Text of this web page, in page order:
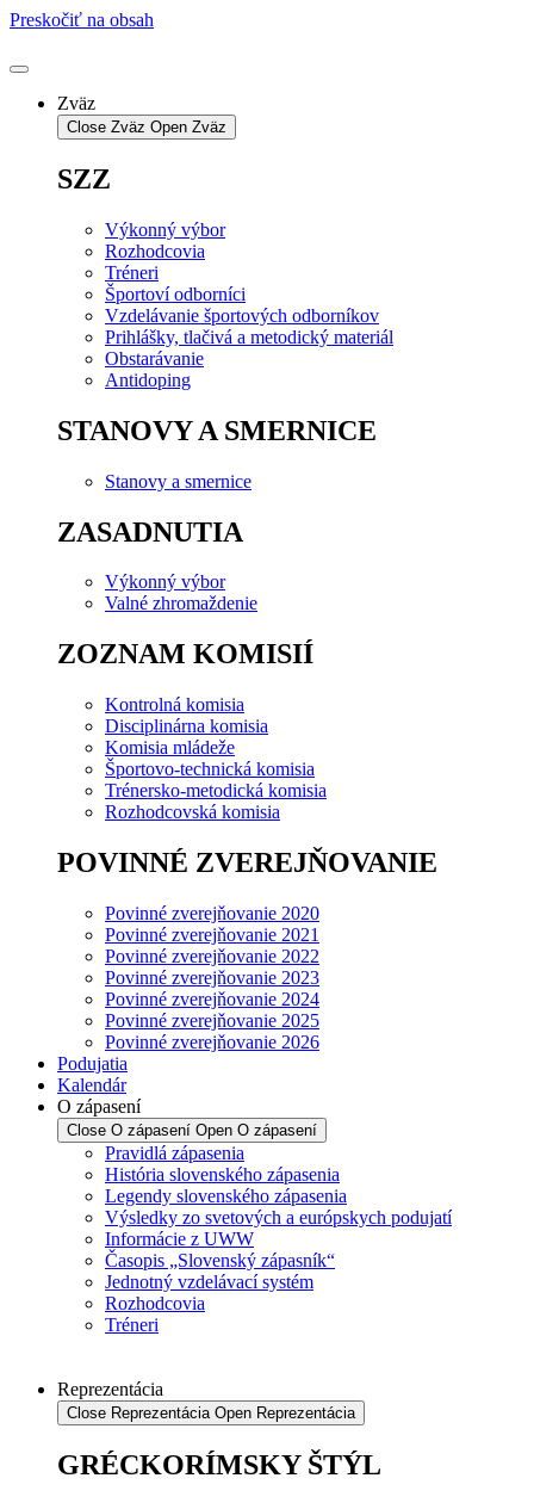
Preskočiť na obsah
Zväz
Close Zväz Open Zväz
SZZ
Výkonný výbor
Rozhodcovia
Tréneri
Športoví odborníci
Vzdelávanie športových odborníkov
Prihlášky, tlačivá a metodický materiál
Obstarávanie
Antidoping
STANOVY A SMERNICE
Stanovy a smernice
ZASADNUTIA
Výkonný výbor
Valné zhromaždenie
ZOZNAM KOMISIÍ
Kontrolná komisia
Disciplinárna komisia
Komisia mládeže
Športovo-technická komisia
Trénersko-metodická komisia
Rozhodcovská komisia
POVINNÉ ZVEREJŇOVANIE
Povinné zverejňovanie 2020
Povinné zverejňovanie 2021
Povinné zverejňovanie 2022
Povinné zverejňovanie 2023
Povinné zverejňovanie 2024
Povinné zverejňovanie 2025
Povinné zverejňovanie 2026
Podujatia
Kalendár
O zápasení
Close O zápasení Open O zápasení
Pravidlá zápasenia
História slovenského zápasenia
Legendy slovenského zápasenia
Výsledky zo svetových a európskych podujatí
Informácie z UWW
Časopis „Slovenský zápasník“
Jednotný vzdelávací systém
Rozhodcovia
Tréneri
Reprezentácia
Close Reprezentácia Open Reprezentácia
GRÉCKORÍMSKY ŠTÝL